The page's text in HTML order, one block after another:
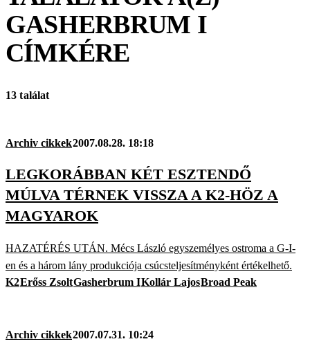
GASHERBRUM I
CÍMKÉRE
13 találat
Archiv cikkek2007.08.28. 18:18
LEGKORÁBBAN KÉT ESZTENDŐ
MÚLVA TÉRNEK VISSZA A K2-HÖZ A
MAGYAROK
HAZATÉRÉS UTÁN. Mécs László egyszemélyes ostroma a G-I-
en és a három lány produkciója csúcsteljesítményként értékelhető.
K2Erőss ZsoltGasherbrum IKollár LajosBroad Peak
Archiv cikkek2007.07.31. 10:24